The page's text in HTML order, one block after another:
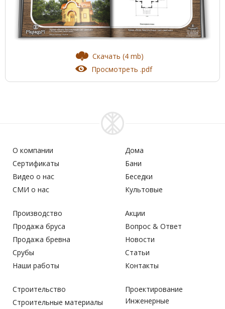
Скачать (4 mb)
Просмотреть .pdf
О компании
Сертификаты
Видео о нас
СМИ о нас
Дома
Бани
Беседки
Культовые
Производство
Продажа бруса
Продажа бревна
Срубы
Наши работы
Акции
Вопрос & Ответ
Новости
Статьи
Контакты
Строительство
Строительные материалы
Проектирование
Инженерные